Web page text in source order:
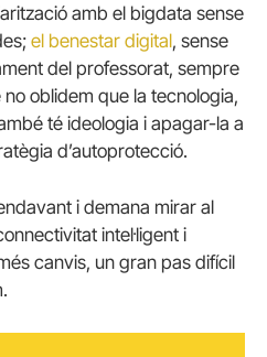
amb el bigdata sense
el benestar digital, sense
del professorat, sempre
oblidem que la tecnologia,
té ideologia i apagar-la a
d’autoprotecció.
i demana mirar al
intel·ligent i
canvis, un gran pas difícil